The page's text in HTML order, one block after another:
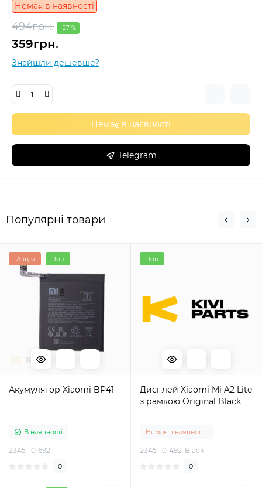
Немає в наявності
494грн. -27 %
359грн.
Знайшли дешевше?
Немає в наявності
Telegram
Популярні товари
Акція Топ
Акумулятор Xiaomi BP41
В наявності
2345-101692
0
Топ
Дисплей Xiaomi Mi A2 Lite
з рамкою Original Black
Немає в наявності
2345-101492-Black
0